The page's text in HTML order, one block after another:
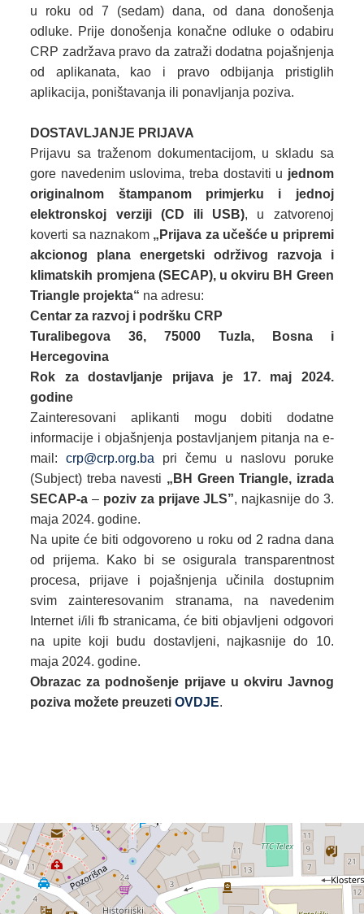
u roku od 7 (sedam) dana, od dana donošenja
odluke. Prije donošenja konačne odluke o odabiru
CRP zadržava pravo da zatraži dodatna pojašnjenja
od aplikanata, kao i pravo odbijanja pristiglih
aplikacija, poništavanja ili ponavljanja poziva.
DOSTAVLJANJE PRIJAVA
Prijavu sa traženom dokumentacijom, u skladu sa
gore navedenim uslovima, treba dostaviti u jednom
originalnom štampanom primjerku i jednoj
elektronskoj verziji (CD ili USB), u zatvorenoj
koverti sa naznakom „Prijava za učešće u pripremi
akcionog plana energetski održivog razvoja i
klimatskih promjena (SECAP), u okviru BH Green
Triangle projekta“ na adresu:
Centar za razvoj i podršku CRP
Turalibegova 36, 75000 Tuzla, Bosna i
Hercegovina
Rok za dostavljanje prijava je 17. maj 2024.
godine
Zainteresovani aplikanti mogu dobiti dodatne
informacije i objašnjenja postavljanjem pitanja na e-
mail:crp@crp.org.ba pri čemu u naslovu poruke
(Subject) treba navesti „BH Green Triangle, izrada
SECAP-a– poziv za prijave JLS”, najkasnije do 3.
maja 2024. godine.
Na upite će biti odgovoreno u roku od 2 radna dana
od prijema. Kako bi se osigurala transparentnost
procesa, prijave i pojašnjenja učinila dostupnim
svim zainteresovanim stranama, na navedenim
Internet i/ili fb stranicama, će biti objavljeni odgovori
na upite koji budu dostavljeni, najkasnije do 10.
maja 2024. godine.
Obrazac za podnošenje prijave u okviru Javnog
poziva možete preuzetiOVDJE.